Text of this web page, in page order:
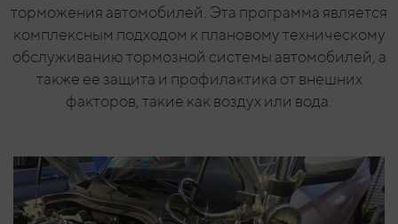
торможения автомобилей. Эта программа является
комплексным подходом к плановому техническому
обслуживанию тормозной системы автомобилей, а
также ее защита и профилактика от внешних
факторов, такие как воздух или вода.